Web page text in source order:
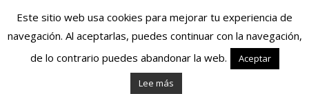
Españoles en
Este sitio web usa cookies para mejorar tu experiencia de
navegación. Al aceptarlas, puedes continuar con la navegación,
de lo contrario puedes abandonar la web.
Aceptar
Lee más